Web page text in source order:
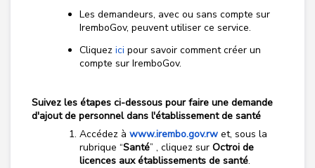
Les demandeurs, avec ou sans compte sur
IremboGov, peuvent utiliser ce service.
Cliquez ici pour savoir comment créer un
compte sur IremboGov.
Suivez les étapes ci-dessous pour faire une demande
d'ajout de personnel dans l'établissement de santé
Accédez à www.irembo.gov.rw et, sous la
rubrique “Santé” , cliquez sur Octroi de
licences aux établissements de santé.